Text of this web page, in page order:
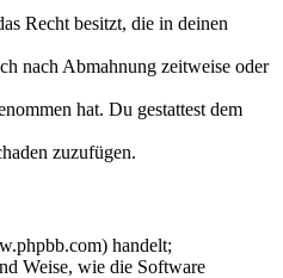
Recht besitzt, die in deinen
nach Abmahnung zeitweise oder
hat. Du gestattest dem
zuzufügen.
handelt;
Weise, wie die Software